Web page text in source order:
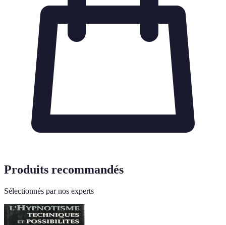
Produits recommandés
Sélectionnés par nos experts